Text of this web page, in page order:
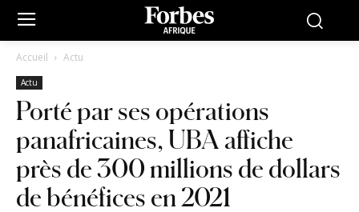
Accueil Actu
Actu
Porté par ses opérations
panafricaines, UBA affiche
près de 300 millions de dollars
de bénéfices en 2021